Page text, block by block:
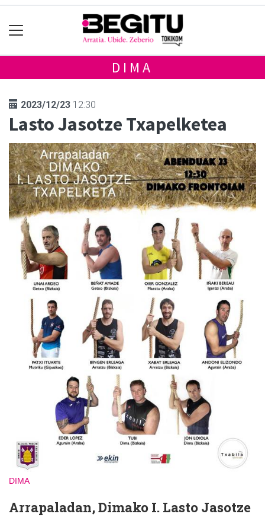
DIMA
2023/12/23 12:30
Lasto Jasotze Txapelketea
DIMA
Arrapaladan, Dimako I. Lasto Jasotze